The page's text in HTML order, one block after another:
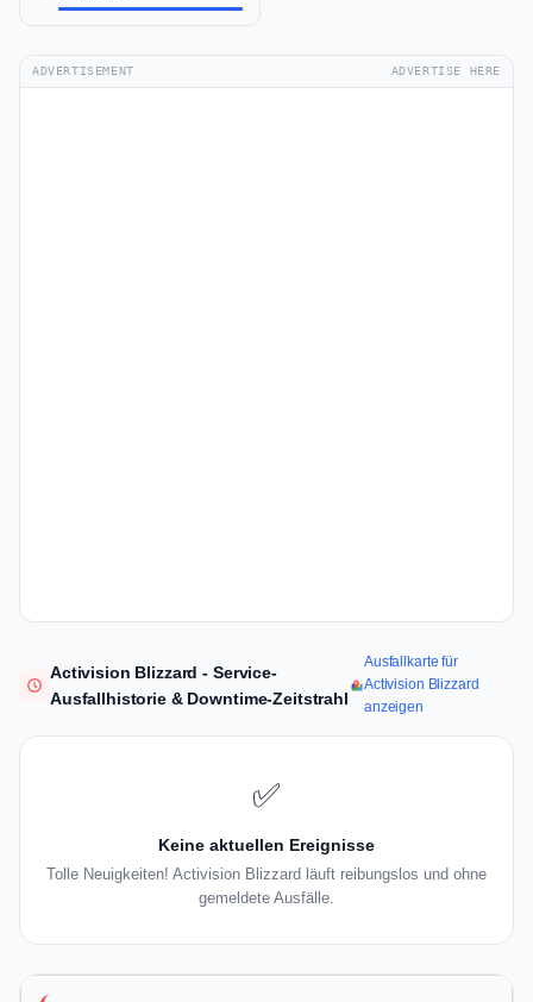
ADVERTISEMENT ADVERTISE HERE
Activision Blizzard - Service-
Ausfallhistorie & Downtime-Zeitstrahl
Ausfallkarte für
Activision Blizzard
anzeigen
✅
Keine aktuellen Ereignisse
Tolle Neuigkeiten! Activision Blizzard läuft reibungslos und ohne
gemeldete Ausfälle.